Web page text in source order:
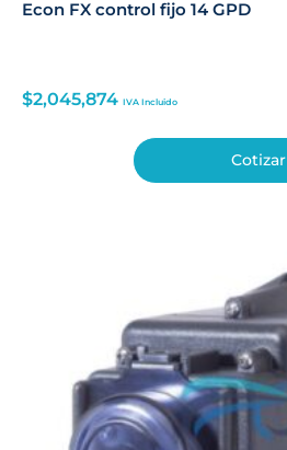
Econ FX control fijo 14 GPD
$2,045,874 IVA Incluido
Cotizar